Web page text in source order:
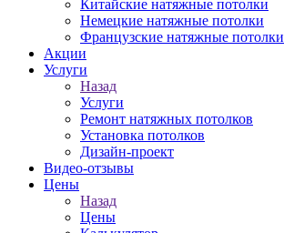
Китайские натяжные потолки
Немецкие натяжные потолки
Французские натяжные потолки
Акции
Услуги
Назад
Услуги
Ремонт натяжных потолков
Установка потолков
Дизайн-проект
Видео-отзывы
Цены
Назад
Цены